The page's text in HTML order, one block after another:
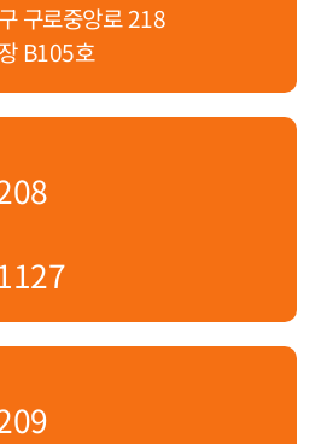
구로중앙로 218
B105호